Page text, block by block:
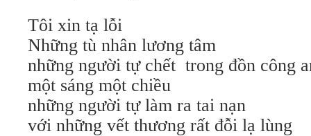
Tôi xin tạ lỗi
Những tù nhân lương tâm
những người tự chết trong đồn công
một sáng một chiều
những người tự làm ra tai nạn
với những vết thương rất đỗi lạ lùng